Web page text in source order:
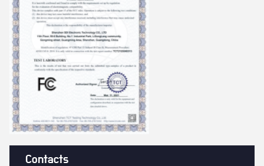
Contacts